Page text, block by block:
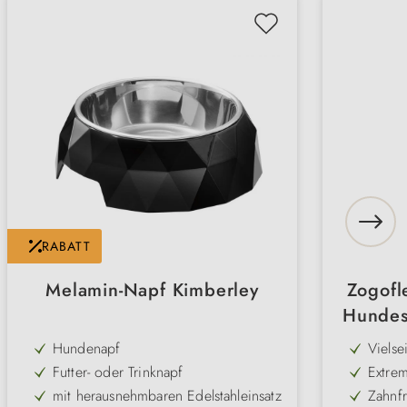
RABATT
Melamin-Napf Kimberley
Hundenapf
Futter- oder Trinknapf
mit herausnehmbaren Edelstahleinsatz
und